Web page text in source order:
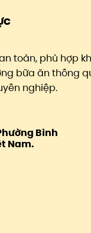
toàn, phù hợp
bữa ăn thông
nghiệp.
Bình
Nam.